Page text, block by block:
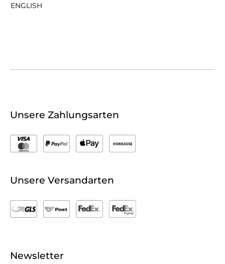
ENGLISH
Unsere Zahlungsarten
Unsere Versandarten
Newsletter